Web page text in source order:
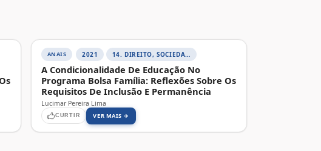
ANAIS 2021 14. DIREITO, SOCIEDADE E CONTEMPORANEIDADE
A Condicionalidade De Educação No
Programa Bolsa Família: Reflexões Sobre Os
Requisitos De Inclusão E Permanência
Lucimar Pereira Lima
CURTIR VER MAIS →